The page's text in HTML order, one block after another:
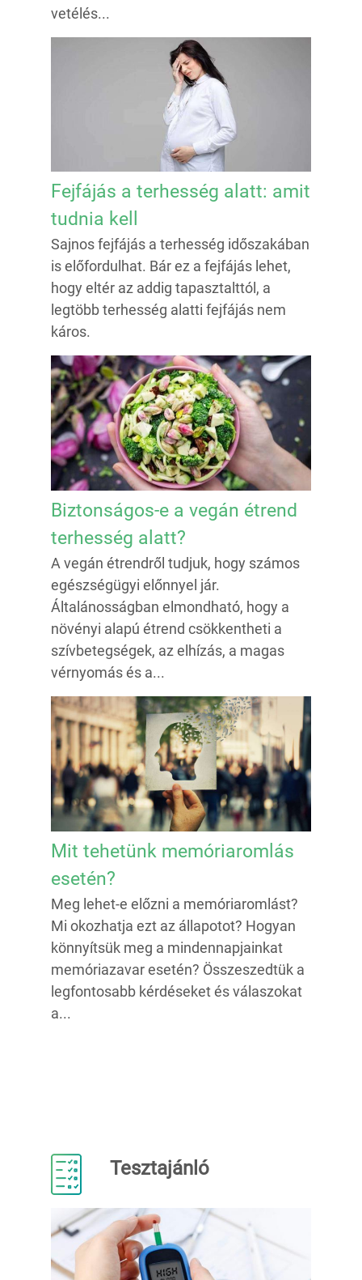
vetélés...
Fejfájás a terhesség alatt: amit
tudnia kell
Sajnos fejfájás a terhesség időszakában
is előfordulhat. Bár ez a fejfájás lehet,
hogy eltér az addig tapasztalttól, a
legtöbb terhesség alatti fejfájás nem
káros.
Biztonságos-e a vegán étrend
terhesség alatt?
A vegán étrendről tudjuk, hogy számos
egészségügyi előnnyel jár.
Általánosságban elmondható, hogy a
növényi alapú étrend csökkentheti a
szívbetegségek, az elhízás, a magas
vérnyomás és a...
Mit tehetünk memóriaromlás
esetén?
Meg lehet-e előzni a memóriaromlást?
Mi okozhatja ezt az állapotot? Hogyan
könnyítsük meg a mindennapjainkat
memóriazavar esetén? Összeszedtük a
legfontosabb kérdéseket és válaszokat
a...
Tesztajánló